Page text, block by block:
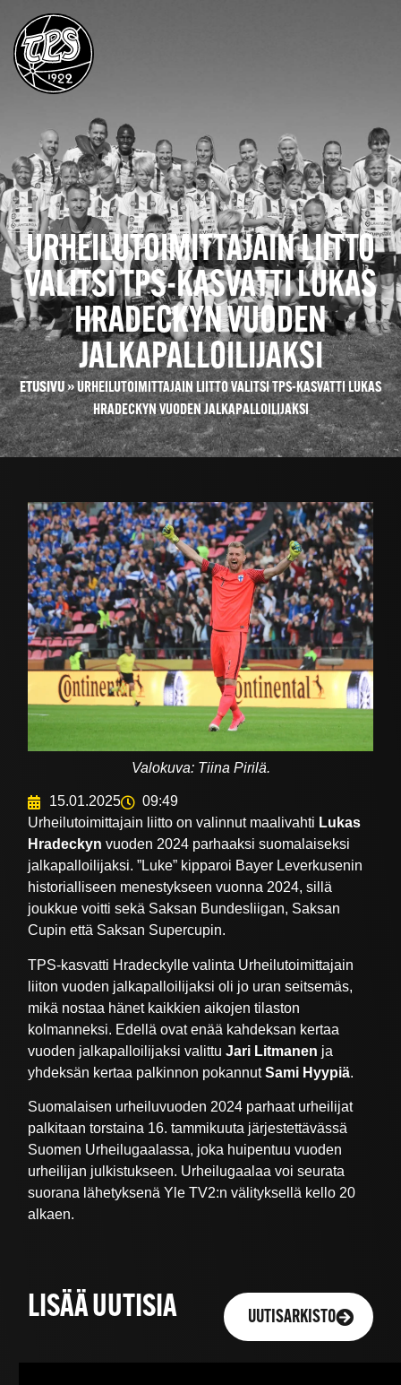
URHEILUTOIMITTAJAIN LIITTO
VALITSI TPS-KASVATTI LUKAS
HRADECKYN VUODEN
JALKAPALLOILIJAKSI
ETUSIVU»URHEILUTOIMITTAJAIN LIITTO VALITSI TPS-KASVATTI LUKAS
HRADECKYN VUODEN JALKAPALLOILIJAKSI
Valokuva: Tiina Pirilä.
15.01.2025
09:49
Urheilutoimittajain liitto on valinnut maalivahti Lukas
Hradeckyn vuoden 2024 parhaaksi suomalaiseksi
jalkapalloilijaksi. ”Luke” kipparoi Bayer Leverkusenin
historialliseen menestykseen vuonna 2024, sillä
joukkue voitti sekä Saksan Bundesliigan, Saksan
Cupin että Saksan Supercupin.
TPS-kasvatti Hradeckylle valinta Urheilutoimittajain
liiton vuoden jalkapalloilijaksi oli jo uran seitsemäs,
mikä nostaa hänet kaikkien aikojen tilaston
kolmanneksi. Edellä ovat enää kahdeksan kertaa
vuoden jalkapalloilijaksi valittuJari Litmanen ja
yhdeksän kertaa palkinnon pokannutSami Hyypiä.
Suomalaisen urheiluvuoden 2024 parhaat urheilijat
palkitaan torstaina 16. tammikuuta järjestettävässä
Suomen Urheilugaalassa, joka huipentuu vuoden
urheilijan julkistukseen. Urheilugaalaa voi seurata
suorana lähetyksenä Yle TV2:n välityksellä kello 20
alkaen.
LISÄÄ UUTISIA UUTISARKISTO